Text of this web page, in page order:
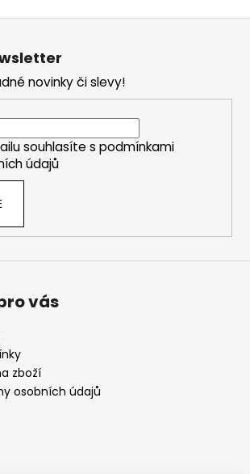
novinky či slevy!
souhlasíte s podmínkami
údajů
vás
zboží
osobních údajů